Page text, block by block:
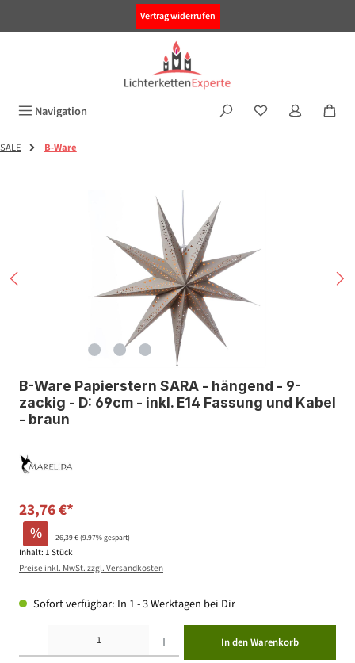
Vertrag widerrufen
Navigation
SALE B-Ware
B-Ware Papierstern SARA - hängend - 9-
zackig - D: 69cm - inkl. E14 Fassung und Kabel
- braun
23,76 €*
% 26,39 €(9.97% gespart)
Inhalt: 1 Stück
Preise inkl. MwSt. zzgl. Versandkosten
Sofort verfügbar: In 1 - 3 Werktagen bei Dir
In den Warenkorb